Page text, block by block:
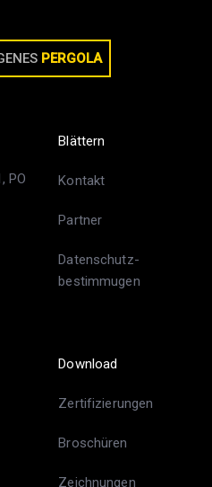
PERGOLA
PO
Blättern
Kontakt
Partner
Datenschutz-
bestimmugen
Download
Zertifizierungen
Broschüren
Zeichnungen